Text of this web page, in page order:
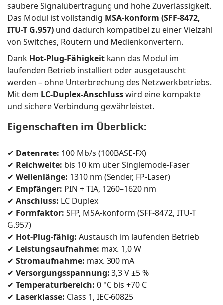
saubere Signalübertragung und hohe Zuverlässigkeit.
Das Modul ist vollständig MSA-konform (SFF-8472,
ITU-T G.957) und dadurch kompatibel zu einer Vielzahl
von Switches, Routern und Medienkonvertern.
Dank Hot-Plug-Fähigkeit kann das Modul im
laufenden Betrieb installiert oder ausgetauscht
werden – ohne Unterbrechung des Netzwerkbetriebs.
Mit dem LC-Duplex-Anschlusswird eine kompakte
und sichere Verbindung gewährleistet.
Eigenschaften im Überblick:
✔ Datenrate: 100 Mb/s (100BASE-FX)
✔ Reichweite: bis 10 km über Singlemode-Faser
✔ Wellenlänge: 1310 nm (Sender, FP-Laser)
✔ Empfänger: PIN + TIA, 1260–1620 nm
✔ Anschluss: LC Duplex
✔ Formfaktor: SFP, MSA-konform (SFF-8472, ITU-T
G.957)
✔ Hot-Plug-fähig: Austausch im laufenden Betrieb
✔ Leistungsaufnahme: max. 1,0 W
✔ Stromaufnahme: max. 300 mA
✔ Versorgungsspannung: 3,3 V ±5 %
✔ Temperaturbereich: 0 °C bis +70 C
✔ Laserklasse: Class 1, IEC-60825